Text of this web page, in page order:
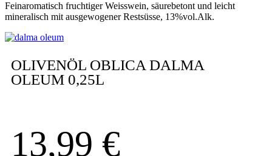
Feinaromatisch fruchtiger Weisswein, säurebetont und leicht
mineralisch mit ausgewogener Restsüsse, 13%vol.Alk.
OLIVENÖL OBLICA DALMA
OLEUM 0,25L
13,99 €